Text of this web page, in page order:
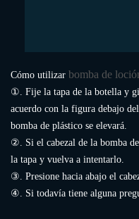
Cómo utilizar bomba de
①. Fije la tapa de la botella y
acuerdo con la figura debajo
bomba de plástico se elevará.
②. Si el cabezal de la bomba
la tapa y vuelva a intentarlo.
③. Presione hacia abajo el
④. Si todavía tiene alguna